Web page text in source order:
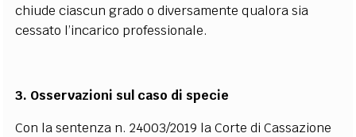
chiude ciascun grado o diversamente qualora sia
cessato l’incarico professionale.
3. Osservazioni sul caso di specie
Con lasentenza n. 24003/2019 la Corte di Cassazione